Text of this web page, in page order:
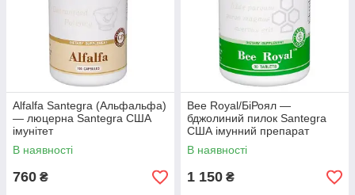
Alfalfa Santegra (Альфальфа)
— люцерна Santegra США
імунітет
В наявності
760 ₴
Bee Royal/БіРоял —
бджолиний пилок Santegra
США імунний препарат
імуномодулятор
В наявності
1 150 ₴